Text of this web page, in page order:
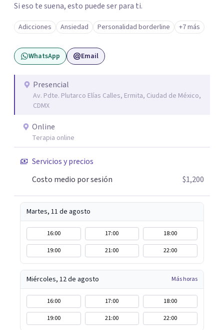
Si eso te suena, esto puede ser para ti.
Adicciones Ansiedad Personalidad borderline +7 más
WhatsApp Email
Presencial
Av. Pdte. Plutarco Elías Calles, Ermita, Ciudad de México,
CDMX
Online
Terapia online
Servicios y precios
Costo medio por sesión
$1,200
Martes, 11 de agosto
16:00 17:00
18:00
19:00
21:00 22:00
Miércoles, 12 de agosto Más horas
16:00 17:00
18:00
19:00
21:00 22:00